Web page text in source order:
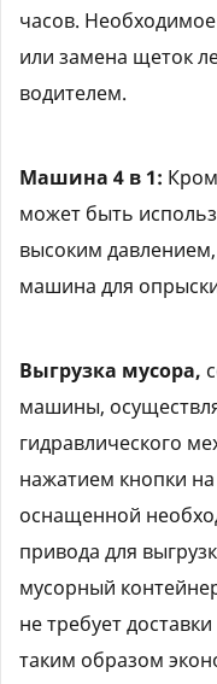
часов.
или замена щеток
водителем.
Машина 4 в 1:
может быть
высоким
машина для
Выгрузка мусора,
машины,
гидравлического
нажатием кнопки
оснащенной
привода для
мусорный
не требует
таким образом